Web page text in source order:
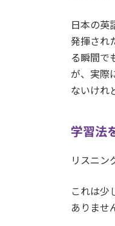
日本の英
発揮され
る瞬間で
が、実際
ないけれ
学習法
リスニン
これは少
ありませ